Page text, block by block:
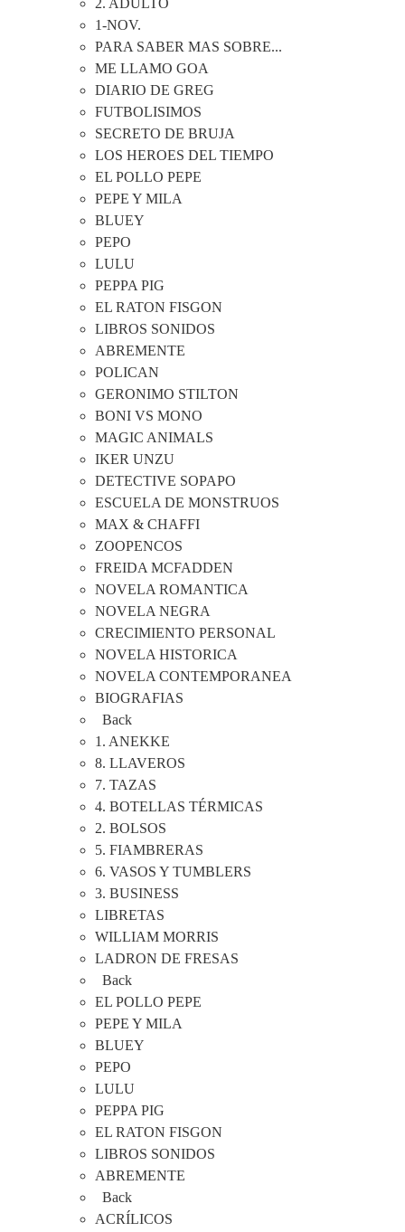
2. ADULTO
1-NOV.
PARA SABER MAS SOBRE...
ME LLAMO GOA
DIARIO DE GREG
FUTBOLISIMOS
SECRETO DE BRUJA
LOS HEROES DEL TIEMPO
EL POLLO PEPE
PEPE Y MILA
BLUEY
PEPO
LULU
PEPPA PIG
EL RATON FISGON
LIBROS SONIDOS
ABREMENTE
POLICAN
GERONIMO STILTON
BONI VS MONO
MAGIC ANIMALS
IKER UNZU
DETECTIVE SOPAPO
ESCUELA DE MONSTRUOS
MAX & CHAFFI
ZOOPENCOS
FREIDA MCFADDEN
NOVELA ROMANTICA
NOVELA NEGRA
CRECIMIENTO PERSONAL
NOVELA HISTORICA
NOVELA CONTEMPORANEA
BIOGRAFIAS
Back
1. ANEKKE
8. LLAVEROS
7. TAZAS
4. BOTELLAS TÉRMICAS
2. BOLSOS
5. FIAMBRERAS
6. VASOS Y TUMBLERS
3. BUSINESS
LIBRETAS
WILLIAM MORRIS
LADRON DE FRESAS
Back
EL POLLO PEPE
PEPE Y MILA
BLUEY
PEPO
LULU
PEPPA PIG
EL RATON FISGON
LIBROS SONIDOS
ABREMENTE
Back
ACRÍLICOS